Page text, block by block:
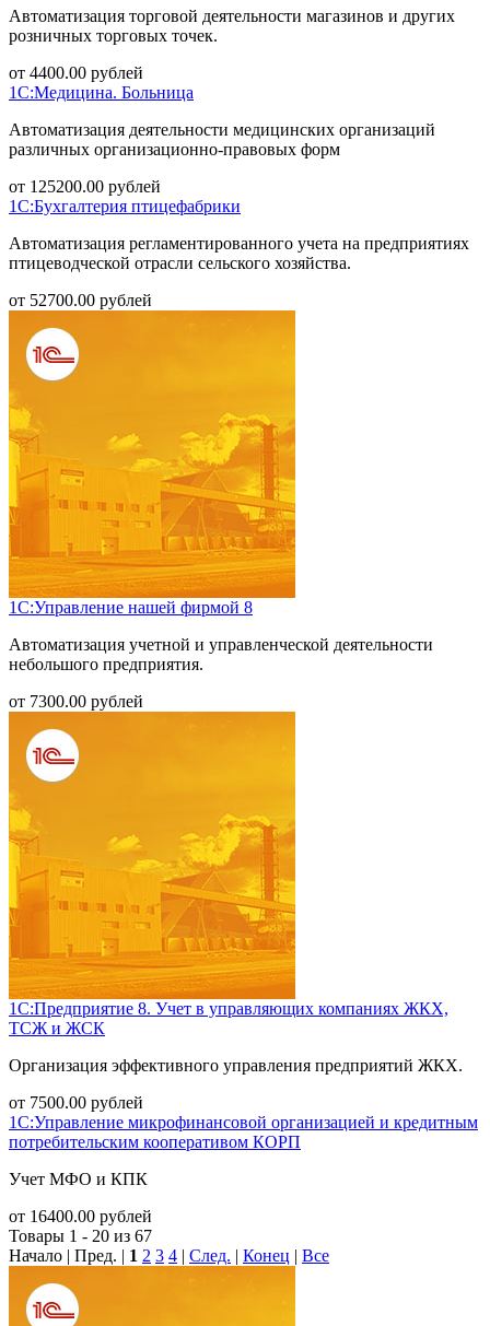
Автоматизация торговой деятельности магазинов и других
розничных торговых точек.
от 4400.00 рублей
1С:Медицина. Больница
Автоматизация деятельности медицинских организаций
различных организационно-правовых форм
от 125200.00 рублей
1С:Бухгалтерия птицефабрики
Автоматизация регламентированного учета на предприятиях
птицеводческой отрасли сельского хозяйства.
от 52700.00 рублей
1С:Управление нашей фирмой 8
Автоматизация учетной и управленческой деятельности
небольшого предприятия.
от 7300.00 рублей
1С:Предприятие 8. Учет в управляющих компаниях ЖКХ,
ТСЖ и ЖСК
Организация эффективного управления предприятий ЖКХ.
от 7500.00 рублей
1С:Управление микрофинансовой организацией и кредитным
потребительским кооперативом КОРП
Учет МФО и КПК
от 16400.00 рублей
Товары 1 - 20 из 67
Начало | Пред. | 1 2 3 4 | След. | Конец | Все